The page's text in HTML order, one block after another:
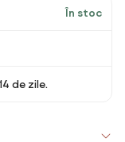
În stoc
de zile.